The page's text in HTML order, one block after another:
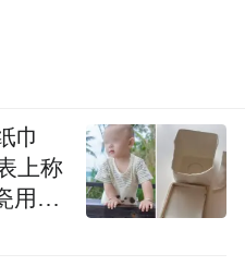
巾
上称
用